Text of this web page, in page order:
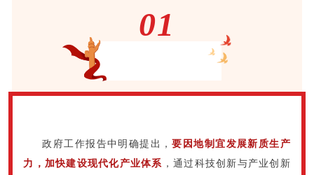
01
政府工作报告中明确提出，要因地制宜发展新质生产
力，加快建设现代化产业体系 ，通过科技创新与产业创新